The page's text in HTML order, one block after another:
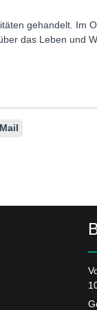
gehandelt. Im
das Leben und